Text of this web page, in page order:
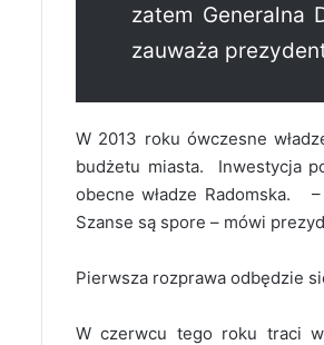
zatem Generalna
zauważa
W 2013 roku ówczesne
budżetu miasta. Inwestycja
obecne władze Radomska.
Szanse są spore – mówi
Pierwsza rozprawa odbędzie
W czerwcu tego roku traci